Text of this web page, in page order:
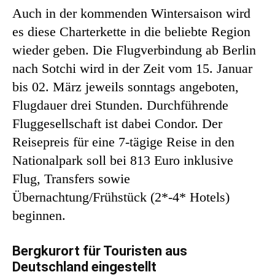
Auch in der kommenden Wintersaison wird
es diese Charterkette in die beliebte Region
wieder geben. Die Flugverbindung ab Berlin
nach Sotchi wird in der Zeit vom 15. Januar
bis 02. März jeweils sonntags angeboten,
Flugdauer drei Stunden. Durchführende
Fluggesellschaft ist dabei Condor. Der
Reisepreis für eine 7-tägige Reise in den
Nationalpark soll bei 813 Euro inklusive
Flug, Transfers sowie
Übernachtung/Frühstück (2*-4* Hotels)
beginnen.
Bergkurort für Touristen aus
Deutschland eingestellt